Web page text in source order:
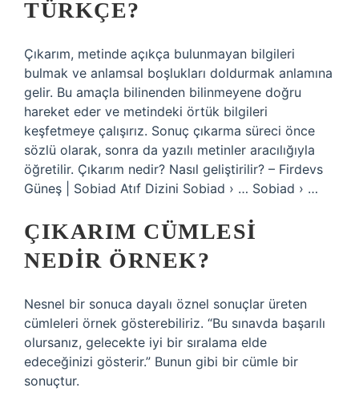
TÜRKÇE?
Çıkarım, metinde açıkça bulunmayan bilgileri
bulmak ve anlamsal boşlukları doldurmak anlamına
gelir. Bu amaçla bilinenden bilinmeyene doğru
hareket eder ve metindeki örtük bilgileri
keşfetmeye çalışırız. Sonuç çıkarma süreci önce
sözlü olarak, sonra da yazılı metinler aracılığıyla
öğretilir. Çıkarım nedir? Nasıl geliştirilir? – Firdevs
Güneş | Sobiad Atıf Dizini Sobiad › … Sobiad › …
ÇIKARIM CÜMLESI
NEDIR ÖRNEK?
Nesnel bir sonuca dayalı öznel sonuçlar üreten
cümleleri örnek gösterebiliriz. “Bu sınavda başarılı
olursanız, gelecekte iyi bir sıralama elde
edeceğinizi gösterir.” Bunun gibi bir cümle bir
sonuçtur.